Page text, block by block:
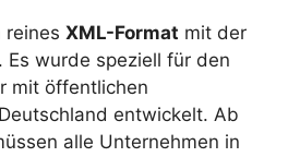
reines XML-Format mit der
Es wurde speziell für den
mit öffentlichen
entwickelt. Ab
alle Unternehmen in